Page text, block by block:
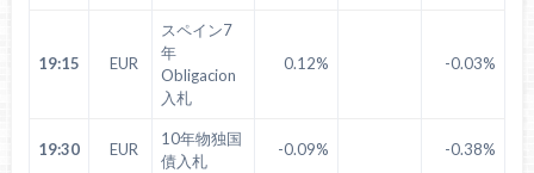
19:15 EUR
スペイン7
年
Obligacion
入札
0.12% -0.03%
19:30 EUR
10年物独国
債入札
-0.09% -0.38%